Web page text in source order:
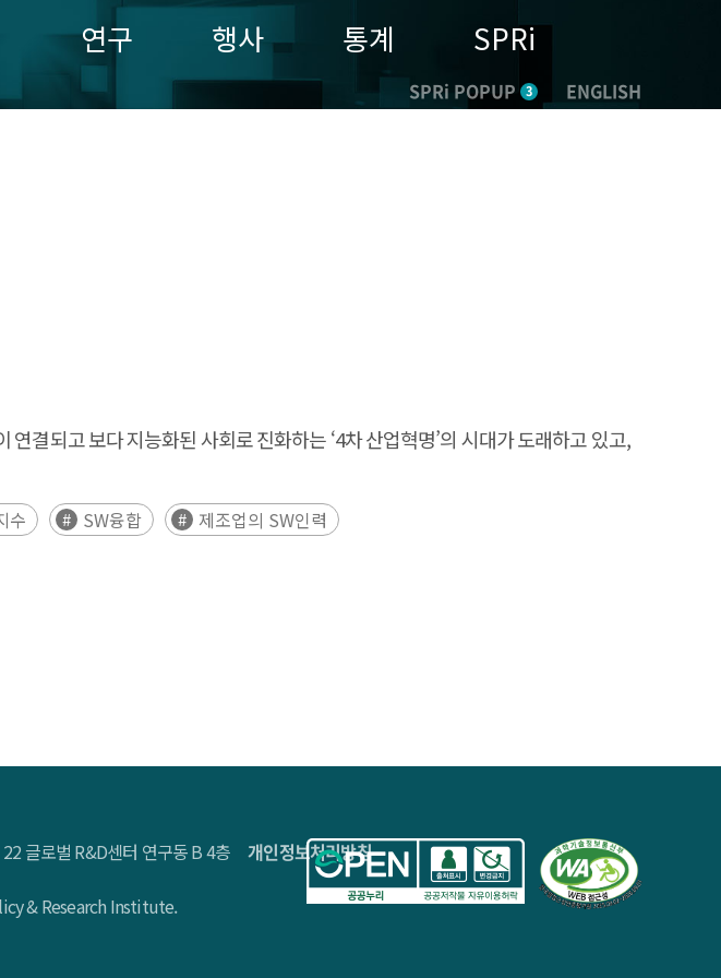
연구 행사 통계 SPRi
SPRi POPUP 3 ENGLISH
결되고 보다 지능화된 사회로 진화하는 ‘4차 산업혁명’의 시대가 도래하고 있고,
웨어 융합 전략, 소프트웨어 기반 혁신을 위한 투자와 개발환경 조성, 기술수준,
수 SW융합 제조업의 SW인력
22 글로벌 R&D센터 연구동 B 4층개인정보처리방침
& Research Institute.